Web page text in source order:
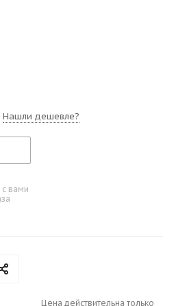
Нашли дешевле?
с вами
Цена действительна только